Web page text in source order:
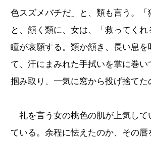
色スズメバチだ」と、類も言う。「
と、頷く類に、女は、「救ってくれ
瞳が哀願する。類か頷き、長い息を
て、汗にまみれた手拭いを掌に巻い
掴み取り、一気に窓から投げ捨てた
礼を言う女の桃色の肌が上気して
ている。余程に怯えたのか、その唇